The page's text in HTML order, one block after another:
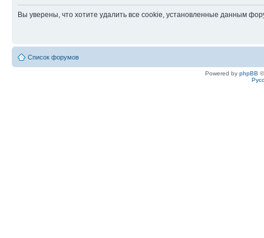
Вы уверены, что хотите удалить все cookie, установленные данным
Список форумов
Powered by phpBB